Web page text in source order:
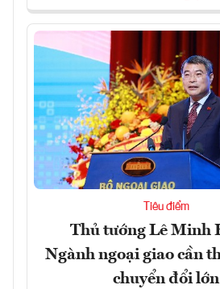
Tiêu điểm
Thủ tướng Lê Minh
Ngành ngoại giao cần
chuyển đổi lớn